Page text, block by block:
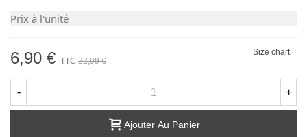
Prix à l'unité
6,90 € TTC 22,99 €
Size chart
- +
Ajouter Au Panier